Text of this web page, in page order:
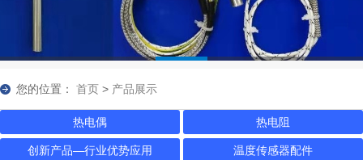
您的位置： 首页 > 产品展示
热电偶 热电阻
创新产品—行业优势应用 温度传感器配件